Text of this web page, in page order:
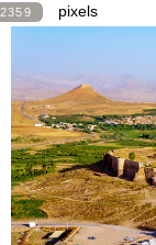
2359 pixels